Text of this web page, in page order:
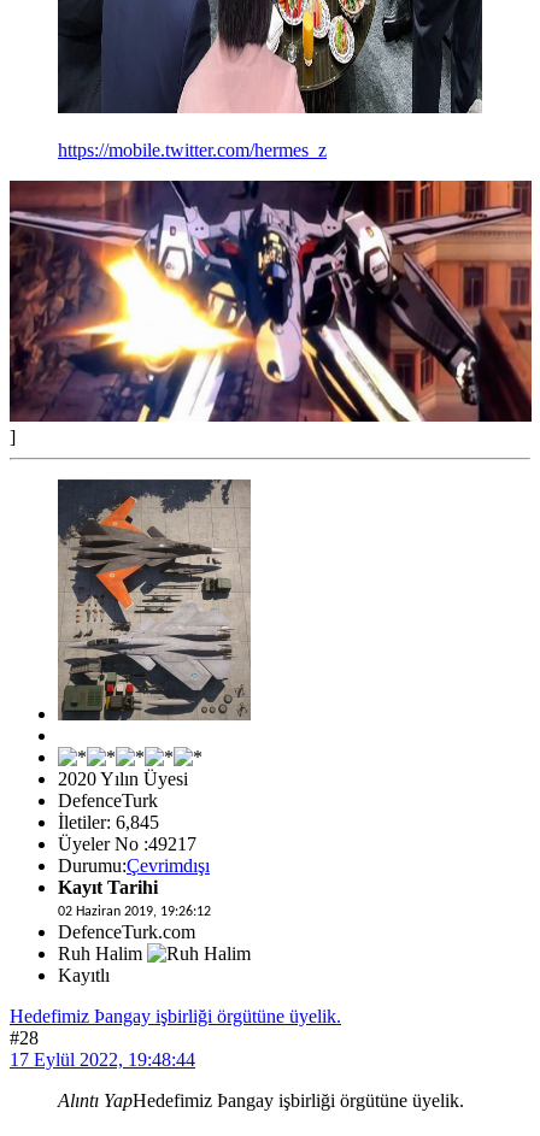
https://mobile.twitter.com/hermes_z
]
2020 Yılın Üyesi
DefenceTurk
İletiler: 6,845
Üyeler No :49217
Durumu:Çevrimdışı
Kayıt Tarihi
02 Haziran 2019, 19:26:12
DefenceTurk.com
Ruh Halim
Kayıtlı
Hedefimiz Þangay işbirliği örgütüne üyelik.
#28
17 Eylül 2022, 19:48:44
Alıntı YapHedefimiz Þangay işbirliği örgütüne üyelik.